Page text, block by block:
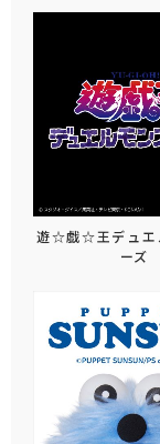
遊☆戯☆王デュエ
ーズ